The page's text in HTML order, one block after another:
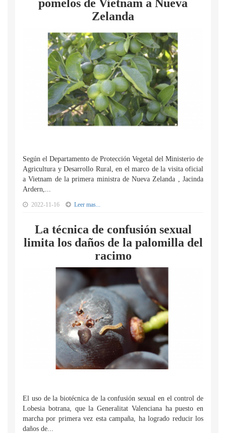
pomelos de Vietnam a Nueva
Zelanda
Según el Departamento de Protección Vegetal del Ministerio de
Agricultura y Desarrollo Rural, en el marco de la visita oficial
a Vietnam de la primera ministra de Nueva Zelanda , Jacinda
Ardern,...
2022-11-16 Leer mas...
La técnica de confusión sexual
limita los daños de la palomilla del
racimo
El uso de la biotécnica de la confusión sexual en el control de
Lobesia botrana, que la Generalitat Valenciana ha puesto en
marcha por primera vez esta campaña, ha logrado reducir los
daños de...